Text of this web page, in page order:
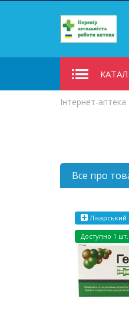
Iнтернет-аптека
Все про
Лікарський
Доступно 1